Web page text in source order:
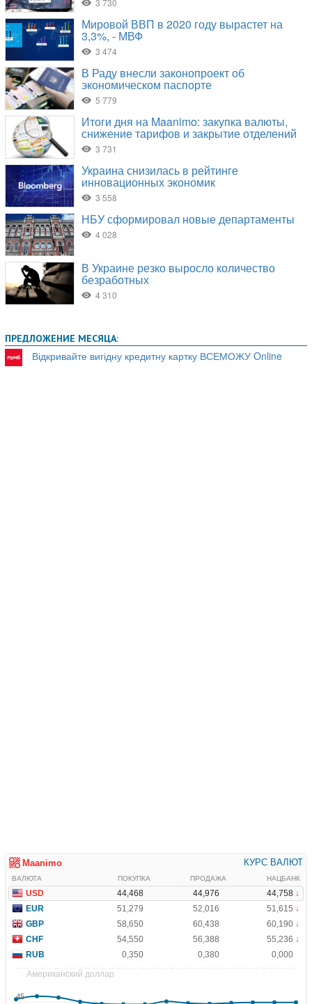
ПРЕДЛОЖЕНИЕ МЕСЯЦА:
Відкривайте вигідну кредитну картку ВСЕМОЖУ Online